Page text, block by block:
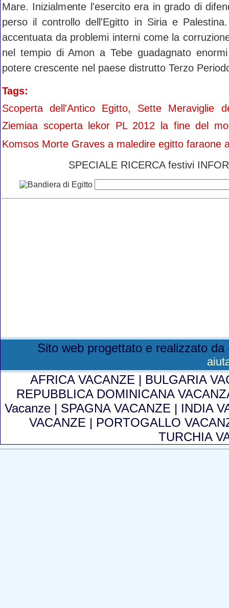
Mare. Inizialmente l'esercito era in grado di
perso il controllo dell'Egitto in Siria e
accentuata da problemi interni come la
nel tempio di Amon a Tebe guadagnato
potere crescente nel paese distrutto Terzo
Tags:
Scoperta dell'Antico Egitto, Sette Meraviglie
Ziemiaa scoperta lekor PL 2012 la fine del
Komsos Morte Graves a maledire egitto faraone
SPECIALE RICERCA festivi
Sito web progettato e realizzato
AFRICA VACANZE | BULGARIA
REPUBBLICA DOMINICANA
Vacanze | SPAGNA VACANZE | INDIA
VACANZE | PORTOGALLO
TURCHIA